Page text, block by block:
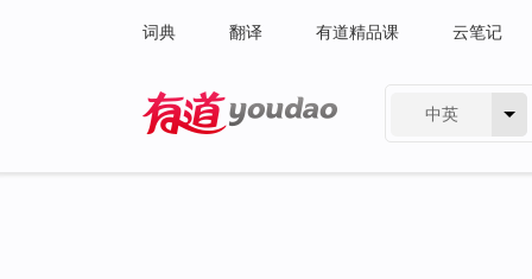
词典 翻译 有道精品课 云笔记
中英